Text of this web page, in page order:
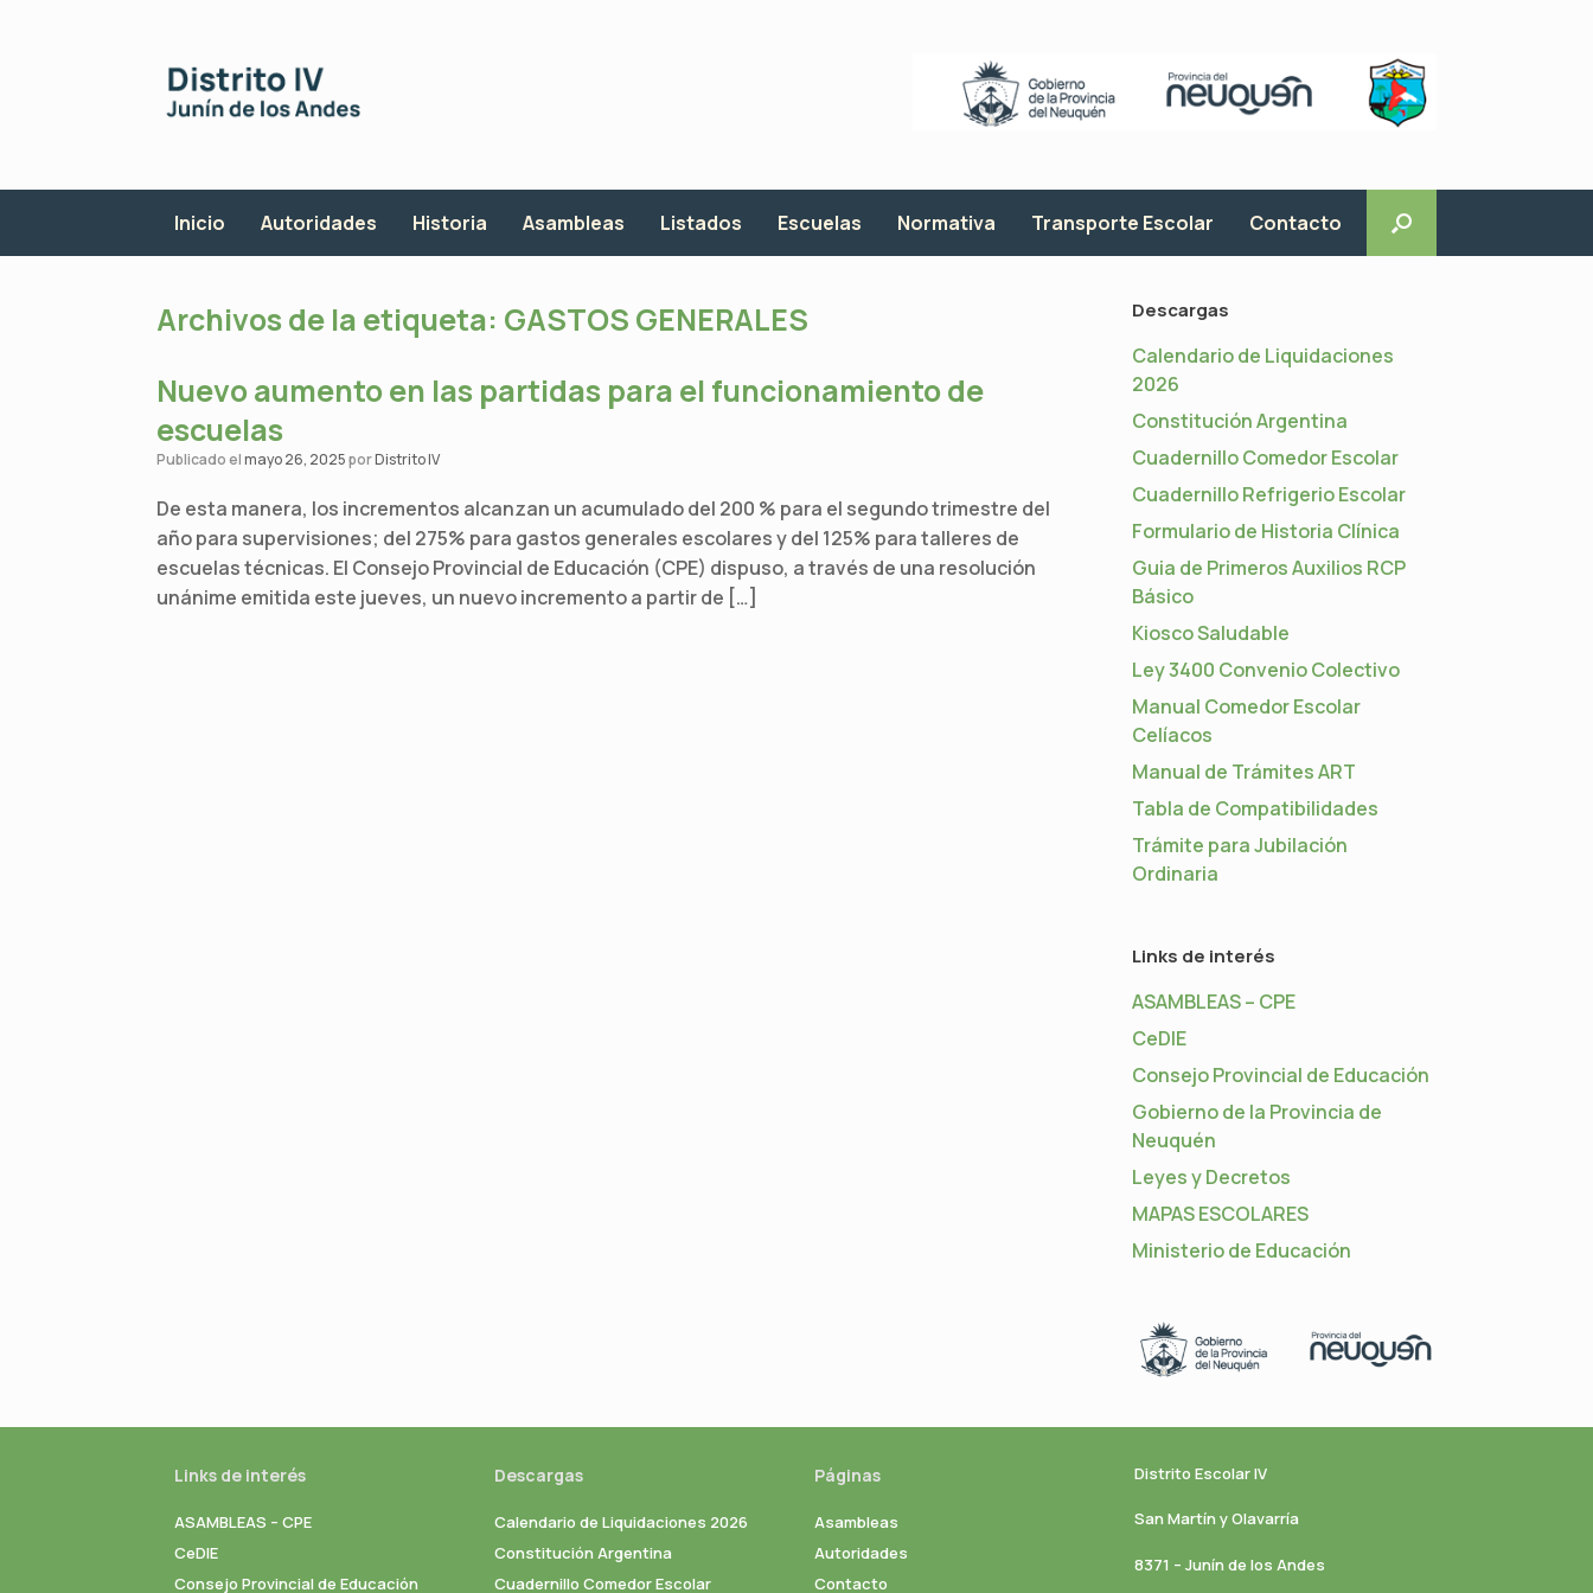
Inicio Autoridades Historia Asambleas Listados Escuelas Normativa Transporte Escolar Contacto
Archivos de la etiqueta: GASTOS GENERALES
Nuevo aumento en las partidas para el funcionamiento de
escuelas
Publicado elmayo 26, 2025porDistrito IV
De esta manera, los incrementos alcanzan un acumulado del 200 % para el segundo trimestre del
año para supervisiones; del 275% para gastos generales escolares y del 125% para talleres de
escuelas técnicas. El Consejo Provincial de Educación (CPE) dispuso, a través de una resolución
unánime emitida este jueves, un nuevo incremento a partir de […]
Descargas
Calendario de Liquidaciones
2026
Constitución Argentina
Cuadernillo Comedor Escolar
Cuadernillo Refrigerio Escolar
Formulario de Historia Clínica
Guia de Primeros Auxilios RCP
Básico
Kiosco Saludable
Ley 3400 Convenio Colectivo
Manual Comedor Escolar
Celíacos
Manual de Trámites ART
Tabla de Compatibilidades
Trámite para Jubilación
Ordinaria
Links de interés
ASAMBLEAS – CPE
CeDIE
Consejo Provincial de Educación
Gobierno de la Provincia de
Neuquén
Leyes y Decretos
MAPAS ESCOLARES
Ministerio de Educación
Links de interés
ASAMBLEAS – CPE
CeDIE
Consejo Provincial de Educación
Descargas
Calendario de Liquidaciones 2026
Constitución Argentina
Cuadernillo Comedor Escolar
Páginas
Asambleas
Autoridades
Contacto
Distrito Escolar IV
San Martín y Olavarría
8371 – Junín de los Andes